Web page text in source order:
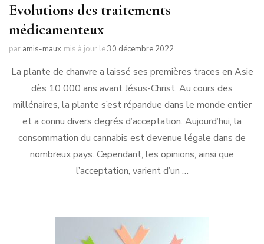
Evolutions des traitements
médicamenteux
par amis-maux mis à jour le30 décembre 2022
La plante de chanvre a laissé ses premières traces en Asie
dès 10 000 ans avant Jésus-Christ. Au cours des
millénaires, la plante s’est répandue dans le monde entier
et a connu divers degrés d’acceptation. Aujourd’hui, la
consommation du cannabis est devenue légale dans de
nombreux pays. Cependant, les opinions, ainsi que
l’acceptation, varient d’un …